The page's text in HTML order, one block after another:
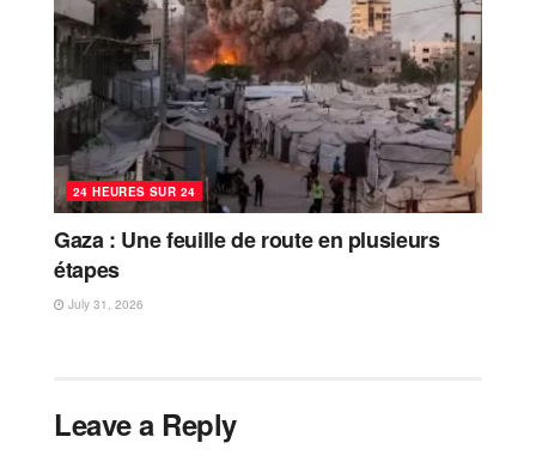
24 HEURES SUR 24
Gaza : Une feuille de route en plusieurs
étapes
July 31, 2026
Leave a Reply